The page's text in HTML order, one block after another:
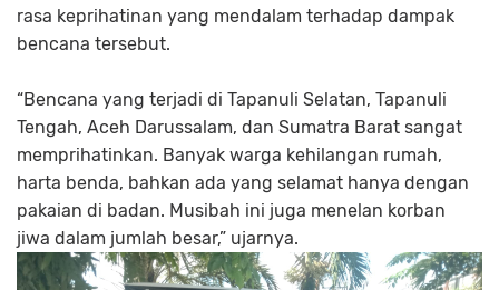
rasa keprihatinan yang mendalam terhadap dampak
bencana tersebut.
“Bencana yang terjadi di Tapanuli Selatan, Tapanuli
Tengah, Aceh Darussalam, dan Sumatra Barat sangat
memprihatinkan. Banyak warga kehilangan rumah,
harta benda, bahkan ada yang selamat hanya dengan
pakaian di badan. Musibah ini juga menelan korban
jiwa dalam jumlah besar,” ujarnya.